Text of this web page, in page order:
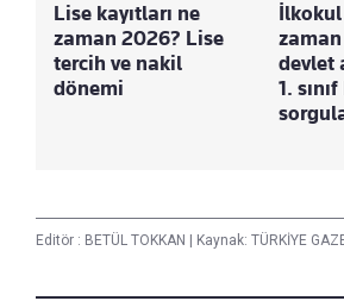
Lise kayıtları ne
zaman 2026? Lise
tercih ve nakil
dönemi
İlkokul
zaman
devlet
1.
Editör : BETÜL TOKKAN Kaynak: TÜRKİYE